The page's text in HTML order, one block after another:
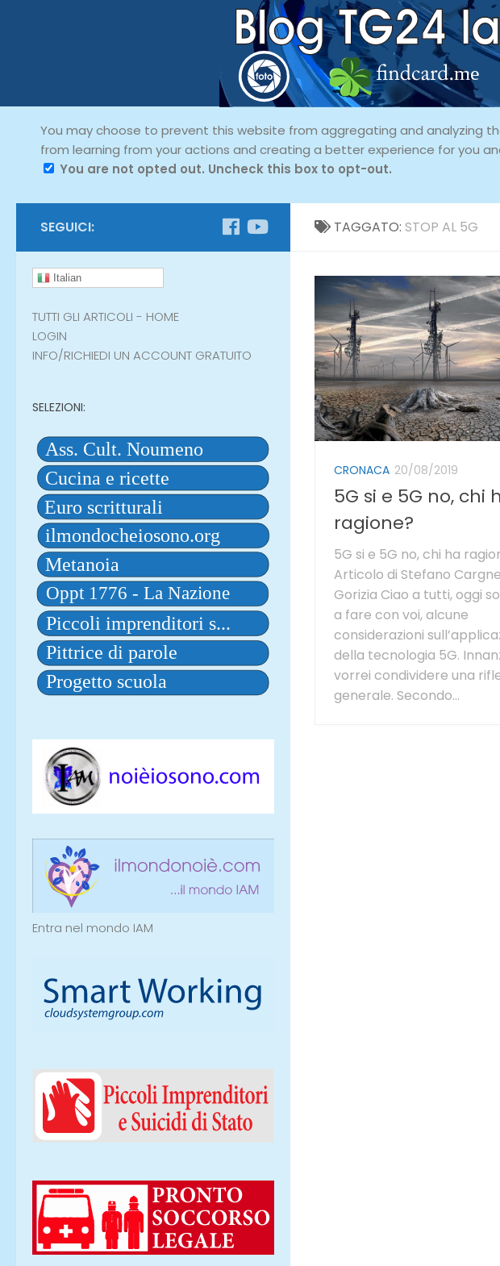
You may choose to prevent this website from aggregating and analyzing
from learning from your actions and creating a better experience for you
You are not opted out. Uncheck this box to opt-out.
TAGGATO: STOP AL 5G
CRONACA 20/08/2019
5G si e 5G no, chi
ragione?
5G si e 5G no, chi ha
Articolo di Stefano
Gorizia Ciao a tutti, oggi
a fare con voi, alcune
considerazioni
della tecnologia 5G.
vorrei condividere una
generale. Secondo...
SEGUICI:
Italian
TUTTI GLI ARTICOLI - HOME
LOGIN
INFO/RICHIEDI UN ACCOUNT GRATUITO
SELEZIONI:
Entra nel mondo IAM